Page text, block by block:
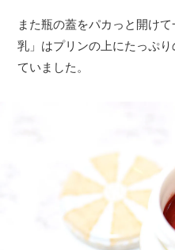
また瓶の蓋をパカっと開け
乳」はプリンの上にたっぷ
ていました。